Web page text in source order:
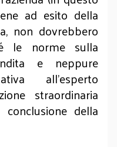
ad esito della
non dovrebbero
le norme sulla
e neppure
all’esperto
straordinaria
della